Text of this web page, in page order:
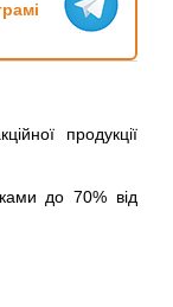
продукції
до 70% від